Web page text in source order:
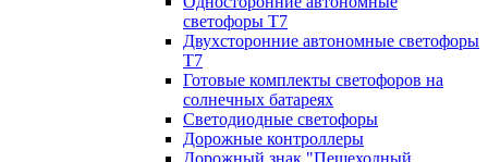
светофоры Т7
Двухсторонние автономные светофоры
Т7
Готовые комплекты светофоров на
солнечных батареях
Светодиодные светофоры
Дорожные контроллеры
Дорожный знак "Пешеходный